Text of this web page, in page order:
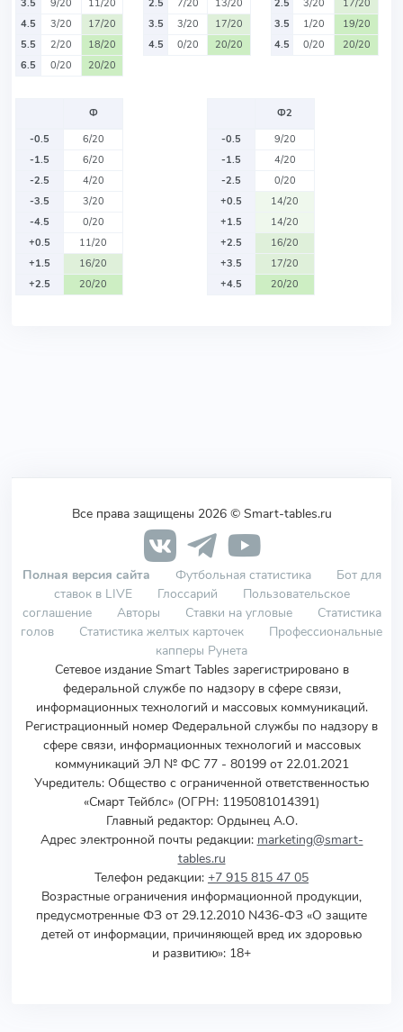
3.5
9/20
11/20
4.5
3/20
17/20
5.5
2/20
18/20
6.5
0/20 20/20
2.5
7/20
13/20
3.5
3/20
17/20
4.5
0/20 20/20
2.5
3/20
17/20
3.5
1/20
19/20
4.5
0/20 20/20
Ф
-0.5
6/20
-1.5
6/20
-2.5
4/20
-3.5
3/20
-4.5
0/20
+0.5
11/20
+1.5
16/20
+2.5
20/20
Ф2
-0.5
9/20
-1.5
4/20
-2.5
0/20
+0.5
14/20
+1.5
14/20
+2.5
16/20
+3.5
17/20
+4.5
20/20
Все права защищены 2026 © Smart-tables.ru
Полная версия сайта Футбольная статистика
Бот для
ставок в LIVE
Глоссарий
Пользовательское
соглашение
Авторы Ставки на угловые
Статистика
голов
Статистика желтых карточек
Профессиональные
капперы Рунета
Сетевое издание Smart Tables зарегистрировано в
федеральной службе по надзору в сфере связи,
информационных технологий и массовых коммуникаций.
Регистрационный номер Федеральной службы по надзору в
сфере связи, информационных технологий и массовых
коммуникаций ЭЛ № ФС 77 - 80199 от 22.01.2021
Учредитель: Общество с ограниченной ответственностью
«Смарт Тейблс» (ОГРН: 1195081014391)
Главный редактор: Ордынец А.О.
Адрес электронной почты редакции: marketing@smart-
tables.ru
Телефон редакции: +7 915 815 47 05
Возрастные ограничения информационной продукции,
предусмотренные ФЗ от 29.12.2010 N436-ФЗ «О защите
детей от информации, причиняющей вред их здоровью
и развитию»: 18+